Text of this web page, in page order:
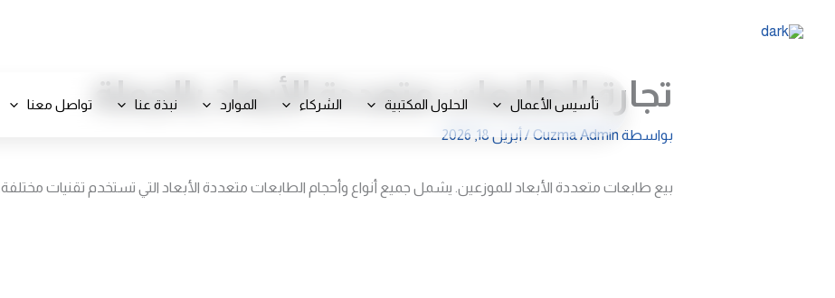
تأسيس الأعمال الحلول المكتبية الشركاء الموارد نبذة عنا تواصل معنا تجارة الطابعات متعددة الأبعاد بالجملة
بواسطة Cuzma Admin
/ أبريل 18, 2026
بيع طابعات متعددة الأبعاد للموزعين. يشمل جميع أنواع وأحجام الطابعات متعددة الأبعاد التي تستخدم تقنيات مختلفة.